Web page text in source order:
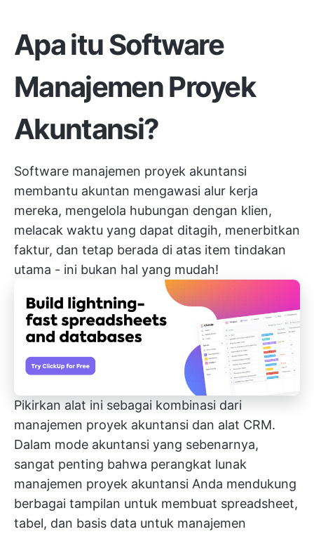
Apa itu Software
Manajemen Proyek
Akuntansi?
Software manajemen proyek akuntansi
membantu akuntan mengawasi alur kerja
mereka, mengelola hubungan dengan klien,
melacak waktu yang dapat ditagih, menerbitkan
faktur, dan tetap berada di atas item tindakan
utama - ini bukan hal yang mudah!
Pikirkan alat ini sebagai kombinasi dari
manajemen proyek akuntansi dan alat CRM.
Dalam mode akuntansi yang sebenarnya,
sangat penting bahwa perangkat lunak
manajemen proyek akuntansi Anda mendukung
berbagai tampilan untuk membuat spreadsheet,
tabel, dan basis data untuk manajemen